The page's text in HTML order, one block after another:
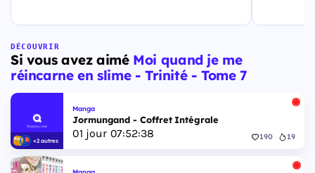
DÉCOUVRIR
Si vous avez aimé Moi quand je me
réincarne en slime - Trinité - Tome 7
+2 autres
Manga
Jormungand - Coffret Intégrale
01 jour 07:52:37 190 19